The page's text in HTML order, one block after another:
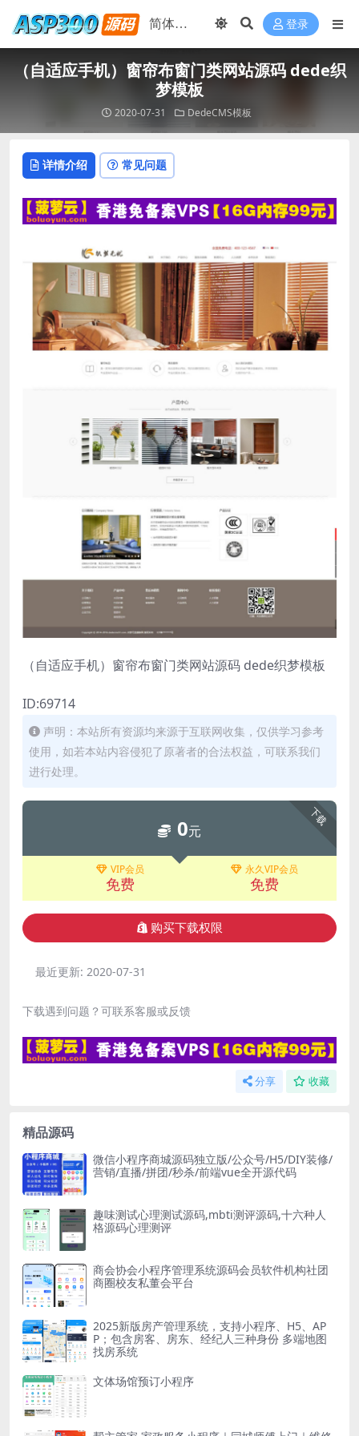
登录
（自适应手机）窗帘布窗门类网站源码 dede织
梦模板
2020-07-31 DedeCMS模板
详情介绍 常见问题
（自适应手机）窗帘布窗门类网站源码 dede织梦模板
ID:69714
声明：本站所有资源均来源于互联网收集，仅供学习参考
使用，如若本站内容侵犯了原著者的合法权益，可联系我们
进行处理。
下载
0元
VIP会员
免费
永久VIP会员
免费
购买下载权限
最近更新: 2020-07-31
下载遇到问题？可联系客服或反馈
分享 收藏
精品源码
微信小程序商城源码独立版/公众号/H5/DIY装修/
营销/直播/拼团/秒杀/前端vue全开源代码
趣味测试心理测试源码,mbti测评源码,十六种人
格源码心理测评
商会协会小程序管理系统源码会员软件机构社团
商圈校友私董会平台
2025新版房产管理系统，支持小程序、H5、AP
P；包含房客、房东、经纪人三种身份 多端地图
找房系统
文体场馆预订小程序